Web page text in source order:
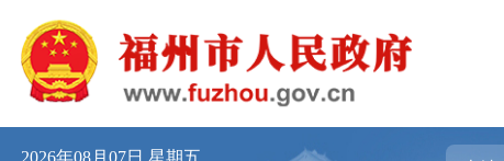
2026年08月07日 星期五